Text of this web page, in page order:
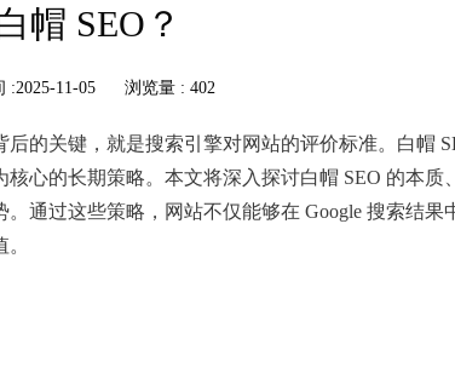
帽 SEO？
:2025-11-05 浏览量 : 402
的关键，就是搜索引擎对网站的评价标准。白帽
心的长期策略。本文将深入探讨白帽 SEO 的本质
通过这些策略，网站不仅能够在 Google 搜索结果